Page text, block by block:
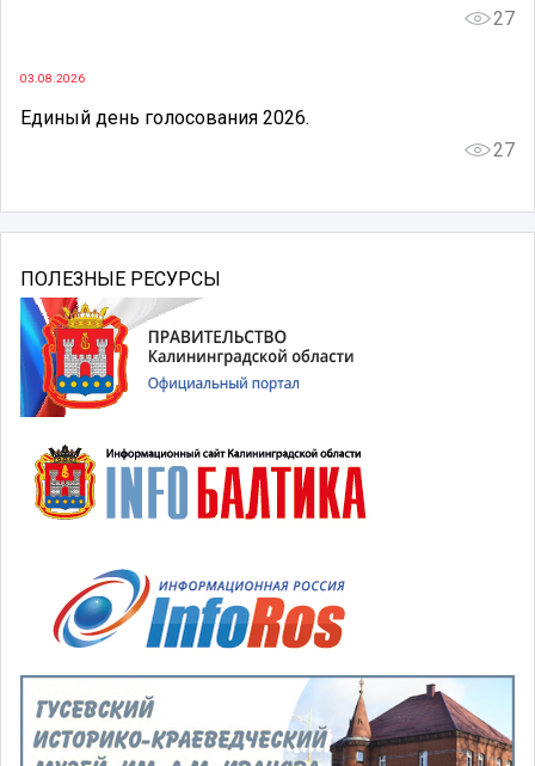
27
03.08.2026
Единый день голосования 2026.
27
ПОЛЕЗНЫЕ РЕСУРСЫ